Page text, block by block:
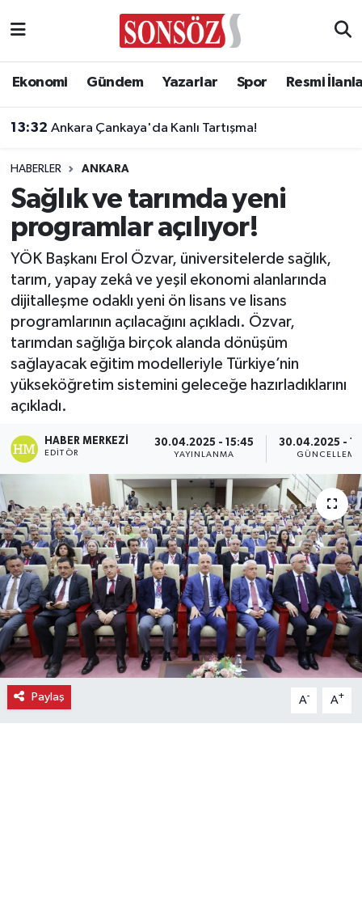
Ekonomi Gündem Yazarlar Spor Resmi
Başkent Oyun Dünyası’na yoğun ilgi: 5 bin çocuk ücretsiz yararlandı
HABERLER ANKARA
Sağlık ve tarımda yeni
programlar açılıyor!
YÖK Başkanı Erol Özvar, üniversitelerde sağlık,
tarım, yapay zekâ ve yeşil ekonomi alanlarında
dijitalleşme odaklı yeni ön lisans ve lisans
programlarının açılacağını açıkladı. Özvar,
tarımdan sağlığa birçok alanda dönüşüm
sağlayacak eğitim modelleriyle Türkiye’nin
yükseköğretim sistemini geleceğe hazırladıklarını
açıkladı.
HABER MERKEZI
EDITÖR
30.04.2025 - 15:45
YAYINLANMA
30.04.2025 -
GÜNCELLEME
Paylaş A- A+
Asayiş
Biyografi
Çevre
Diğer
Dünya
Eğitim
Ekonomi
Gündem
Gurme
Haber
İlçe Haberleri
Keşfet
Ankara Nöbetçi Eczaneler
Ankara Trafik Yoğunluk Haritası
Süper Lig Puan Durumu ve Fikstür
Tüm Manşetler
Son Dakika Haberleri
Haber Arşivi